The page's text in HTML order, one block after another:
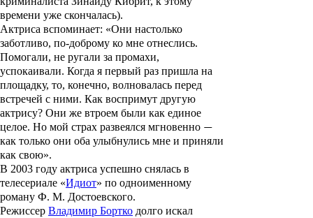
времени уже скончалась).
Актриса вспоминает: «Они настолько
заботливо, по-доброму ко мне отнеслись.
Помогали, не ругали за промахи,
успокаивали. Когда я первый раз пришла на
площадку, то, конечно, волновалась перед
встречей с ними. Как воспримут другую
актрису? Они же втроем были как единое
целое. Но мой страх развеялся мгновенно —
как только они оба улыбнулись мне и приняли
как свою».
В 2003 году актриса успешно снялась в
телесериале «Идиот» по одноименному
роману Ф. М. Достоевского.
Режиссер Владимир Бортко долго искал